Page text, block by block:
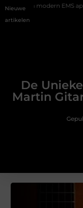
Nieuwe
artikelen
EMS apparaat Hoe
De
Martin